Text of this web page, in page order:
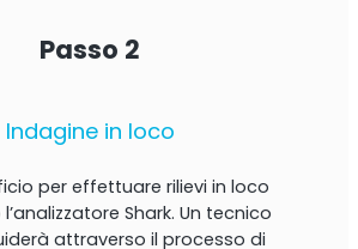
Passo 2
Indagine in loco
per effettuare rilievi in ​​loco
Shark. Un tecnico
attraverso il processo di